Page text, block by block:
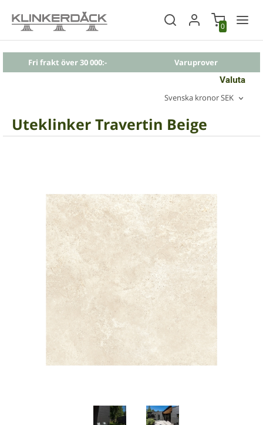
0
Fri frakt över 30 000:-
Varuprover
Valuta
Svenska kronor SEK
Uteklinker Travertin Beige